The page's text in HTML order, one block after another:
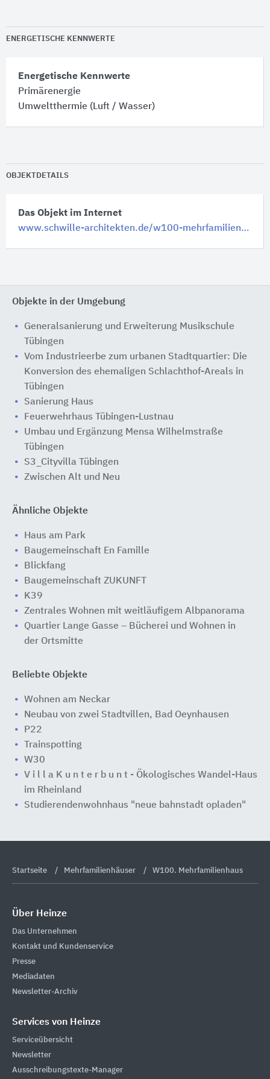
ENERGETISCHE KENNWERTE
Energetische Kennwerte
Primärenergie
Umweltthermie (Luft / Wasser)
OBJEKTDETAILS
Das Objekt im Internet
www.schwille-architekten.de/w100-mehrfamilienhaus-tuebingen/
Objekte in der Umgebung
Generalsanierung und Erweiterung Musikschule
Tübingen
Vom Industrieerbe zum urbanen Stadtquartier: Die
Konversion des ehemaligen Schlachthof-Areals in
Tübingen
Sanierung Haus
Feuerwehrhaus Tübingen-Lustnau
Umbau und Ergänzung Mensa Wilhelmstraße
Tübingen
S3_Cityvilla Tübingen
Zwischen Alt und Neu
Ähnliche Objekte
Haus am Park
Baugemeinschaft En Famille
Blickfang
Baugemeinschaft ZUKUNFT
K39
Zentrales Wohnen mit weitläufigem Albpanorama
Quartier Lange Gasse – Bücherei und Wohnen in
der Ortsmitte
Beliebte Objekte
Wohnen am Neckar
Neubau von zwei Stadtvillen, Bad Oeynhausen
P22
Trainspotting
W30
V i l l a K u n t e r b u n t - Ökologisches Wandel-Haus
im Rheinland
Studierendenwohnhaus "neue bahnstadt opladen"
Startseite Mehrfamilienhäuser W100. Mehrfamilienhaus
Über Heinze
Das Unternehmen
Kontakt und Kundenservice
Presse
Mediadaten
Newsletter-Archiv
Services von Heinze
Serviceübersicht
Newsletter
Ausschreibungstexte-Manager